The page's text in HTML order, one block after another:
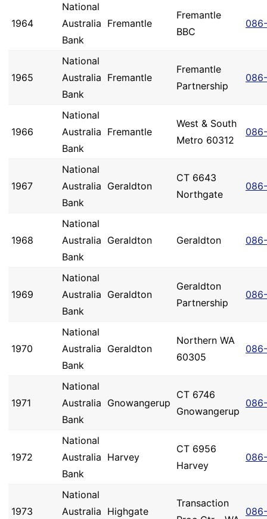
1964
National
Australia
Bank
Fremantle
Fremantle
BBC
1965
National
Australia
Bank
Fremantle
Fremantle
Partnership
1966
National
Australia
Bank
Fremantle
West & South
Metro 60312
1967
National
Australia
Bank
Geraldton
CT 6643
Northgate
1968
National
Australia
Bank
Geraldton Geraldton
1969
National
Australia
Bank
Geraldton
Geraldton
Partnership
1970
National
Australia
Bank
Geraldton
Northern WA
60305
1971
National
Australia
Bank
Gnowangerup
CT 6746
Gnowangerup
1972
National
Australia
Bank
Harvey
CT 6956
Harvey
1973
National
Australia Highgate
Transaction